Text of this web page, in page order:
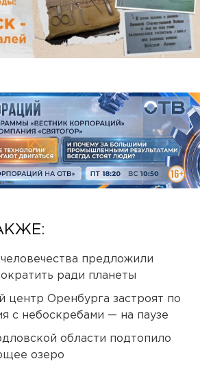
предложили
ради планеты
центр Оренбурга застроят по
с небоскребами — на паузе
области подтопило
озеро